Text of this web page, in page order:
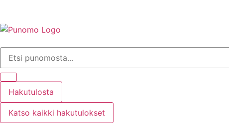
Hakutulosta
Katso kaikki hakutulokset